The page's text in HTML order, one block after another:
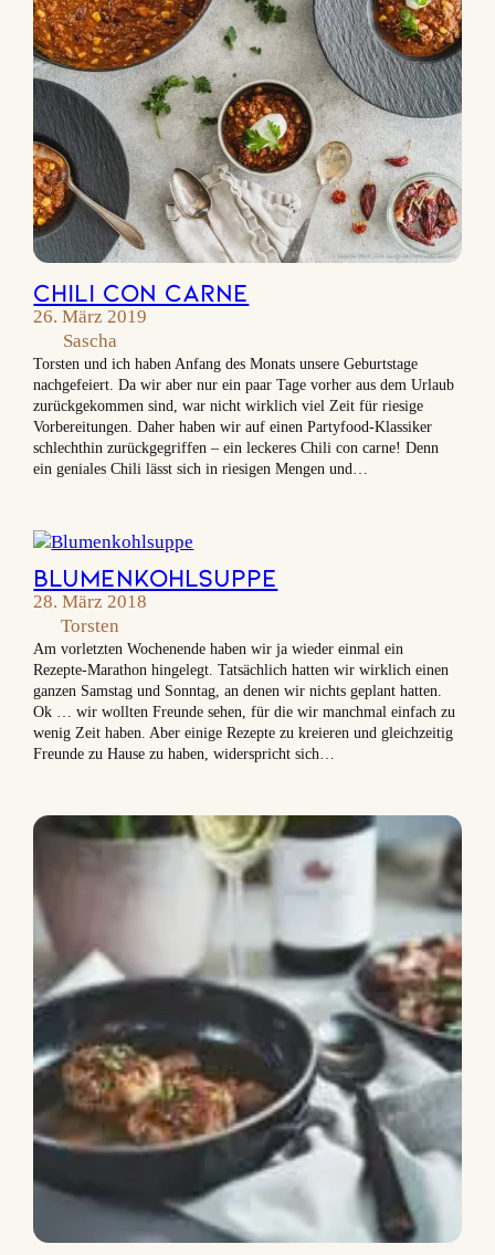
Chili con carne
26. März 2019
Sascha
Torsten und ich haben Anfang des Monats unsere Geburtstage
nachgefeiert. Da wir aber nur ein paar Tage vorher aus dem Urlaub
zurückgekommen sind, war nicht wirklich viel Zeit für riesige
Vorbereitungen. Daher haben wir auf einen Partyfood-Klassiker
schlechthin zurückgegriffen – ein leckeres Chili con carne! Denn
ein geniales Chili lässt sich in riesigen Mengen und…
Blumenkohlsuppe
28. März 2018
Torsten
Am vorletzten Wochenende haben wir ja wieder einmal ein
Rezepte-Marathon hingelegt. Tatsächlich hatten wir wirklich einen
ganzen Samstag und Sonntag, an denen wir nichts geplant hatten.
Ok … wir wollten Freunde sehen, für die wir manchmal einfach zu
wenig Zeit haben. Aber einige Rezepte zu kreieren und gleichzeitig
Freunde zu Hause zu haben, widerspricht sich…